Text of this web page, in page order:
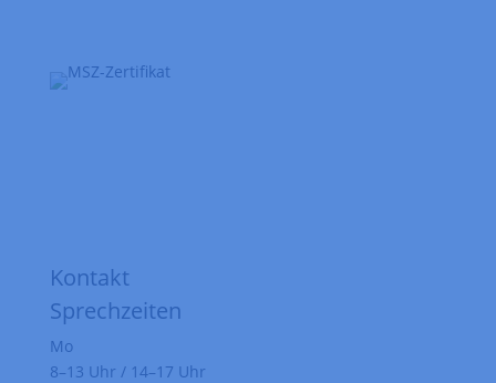
Kontakt
Sprechzeiten
Mo
8–13 Uhr / 14–17 Uhr